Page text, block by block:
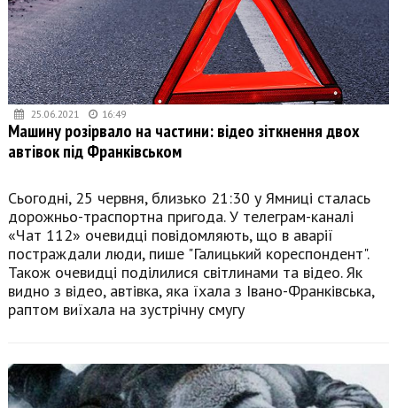
25.06.2021 16:49
Машину розірвало на частини: відео зіткнення двох
автівок під Франківськом
Сьогодні, 25 червня, близько 21:30 у Ямниці сталась
дорожньо-траспортна пригода. У телеграм-каналі
«Чат 112» очевидці повідомляють, що в аварії
постраждали люди, пише "Галицький кореспондент".
Також очевидці поділилися світлинами та відео. Як
видно з відео, автівка, яка їхала з Івано-Франківська,
раптом виїхала на зустрічну смугу